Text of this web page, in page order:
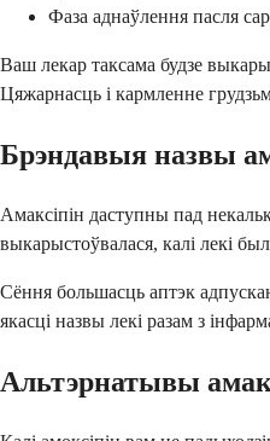
Фаза аднаўлення пасля
Ваш лекар таксама будзе
Цяжарнасць і кармленне
Брэндавыя назвы
Амаксіпін даступны пад
выкарыстоўвалася, калі лекі
Сёння большасць аптэк
якасці назвы лекі разам з
Альтэрнатывы